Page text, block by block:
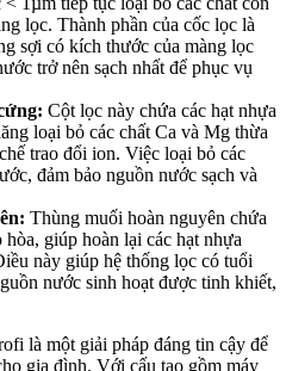
lọc. Thành phần của cốc lọc là
sợi có kích thước của màng lọc
trở nên sạch nhất để phục vụ
Cột lọc này chứa các hạt nhựa
loại bỏ các chất Ca và Mg thừa
trao đổi ion. Việc loại bỏ các
đảm bảo nguồn nước sạch và
Thùng muối hoàn nguyên chứa
giúp hoàn lại các hạt nhựa
này giúp hệ thống lọc có tuổi
nước sinh hoạt được tinh khiết,
là một giải pháp đáng tin cậy để
gia đình. Với cấu tạo gồm máy